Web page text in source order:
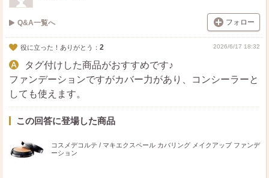
Q&A一覧へ フォロー
役に立った！ありがとう： 2 2026/6/17 18:32
タグ付けした商品がおすすめです♪
ファンデーションですがカバー力があり、コンシーラーと
しても使えます。
この回答に登場した商品
コスメデコルテ / マキエクスペール カバリング メイクアップ ファンデ
ーション